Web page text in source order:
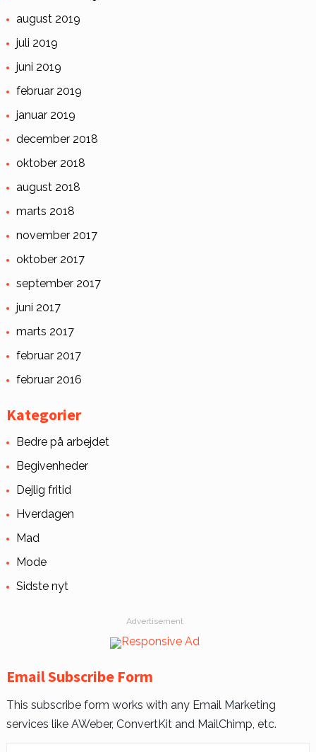
august 2019
juli 2019
juni 2019
februar 2019
januar 2019
december 2018
oktober 2018
august 2018
marts 2018
november 2017
oktober 2017
september 2017
juni 2017
marts 2017
februar 2017
februar 2016
Kategorier
Bedre på arbejdet
Begivenheder
Dejlig fritid
Hverdagen
Mad
Mode
Sidste nyt
Advertisement
Email Subscribe Form
This subscribe form works with any Email Marketing
services like AWeber, ConvertKit and MailChimp, etc.